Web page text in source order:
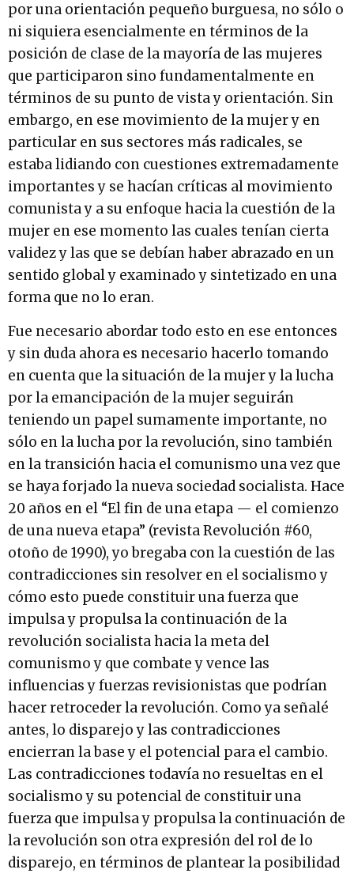
por una orientación pequeño burguesa, no sólo o
ni siquiera esencialmente en términos de la
posición de clase de la mayoría de las mujeres
que participaron sino fundamentalmente en
términos de su punto de vista y orientación. Sin
embargo, en ese movimiento de la mujer y en
particular en sus sectores más radicales, se
estaba lidiando con cuestiones extremadamente
importantes y se hacían críticas al movimiento
comunista y a su enfoque hacia la cuestión de la
mujer en ese momento las cuales tenían cierta
validez y las que se debían haber abrazado en un
sentido global y examinado y sintetizado en una
forma que no lo eran.
Fue necesario abordar todo esto en ese entonces
y sin duda ahora es necesario hacerlo tomando
en cuenta que la situación de la mujer y la lucha
por la emancipación de la mujer seguirán
teniendo un papel sumamente importante, no
sólo en la lucha por la revolución, sino también
en la transición hacia el comunismo una vez que
se haya forjado la nueva sociedad socialista. Hace
20 años en el “El fin de una etapa — el comienzo
de una nueva etapa” (revista Revolución #60,
otoño de 1990), yo bregaba con la cuestión de las
contradicciones sin resolver en el socialismo y
cómo esto puede constituir una fuerza que
impulsa y propulsa la continuación de la
revolución socialista hacia la meta del
comunismo y que combate y vence las
influencias y fuerzas revisionistas que podrían
hacer retroceder la revolución. Como ya señalé
antes, lo disparejo y las contradicciones
encierran la base y el potencial para el cambio.
Las contradicciones todavía no resueltas en el
socialismo y su potencial de constituir una
fuerza que impulsa y propulsa la continuación de
la revolución son otra expresión del rol de lo
disparejo, en términos de plantear la posibilidad